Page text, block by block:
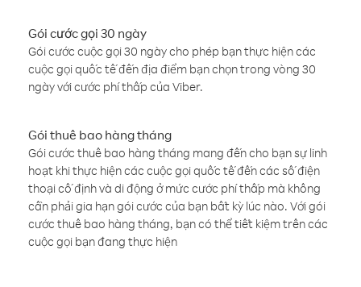
Gói cước gọi 30 ngày
Gói cước cuộc gọi 30 ngày cho phép bạn thực hiện các
cuộc gọi quốc tế đến địa điểm bạn chọn trong vòng 30
ngày với cước phí thấp của Viber.
Gói thuê bao hàng tháng
Gói cước thuê bao hàng tháng mang đến cho bạn sự linh
hoạt khi thực hiện các cuộc gọi quốc tế đến các số điện
thoại cố định và di động ở mức cước phí thấp mà không
cần phải gia hạn gói cước của bạn bất kỳ lúc nào. Với gói
cước thuê bao hàng tháng, bạn có thể tiết kiệm trên các
cuộc gọi bạn đang thực hiện